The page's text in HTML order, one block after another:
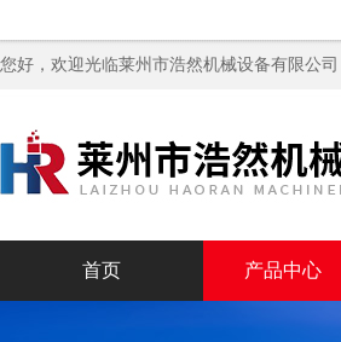
您好，欢迎光临莱州市浩然机械设备有限公司
首页 产品中心